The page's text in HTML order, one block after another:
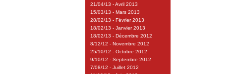
21/04/13 - Avril 2013
15/03/13 - Mars 2013
28/02/13 - Février 2013
18/02/13 - Janvier 2013
18/02/13 - Décembre 2012
8/12/12 - Novembre 2012
25/10/12 - Octobre 2012
9/10/12 - Septembre 2012
7/08/12 - Juillet 2012